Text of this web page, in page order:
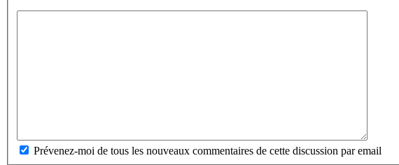
Prévenez-moi de tous les nouveaux commentaires de cette discussion par email